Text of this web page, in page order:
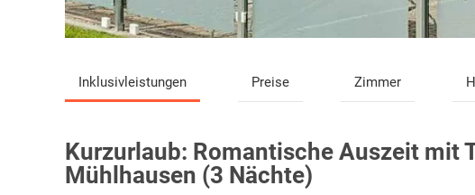
Inklusivleistungen Preise Zimmer
Kurzurlaub: Romantische Auszeit mit
Mühlhausen (3 Nächte)